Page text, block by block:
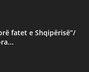
fatet e Shqipërisë”/